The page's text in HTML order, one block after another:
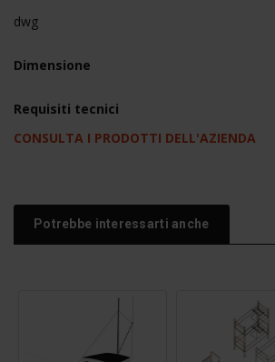
dwg
Dimensione
Requisiti tecnici
CONSULTA I PRODOTTI DELL'AZIENDA
Potrebbe interessarti anche